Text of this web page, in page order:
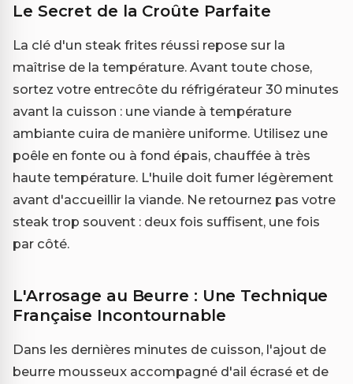
Le Secret de la Croûte Parfaite
La clé d'un steak frites réussi repose sur la
maîtrise de la température. Avant toute chose,
sortez votre entrecôte du réfrigérateur 30 minutes
avant la cuisson : une viande à température
ambiante cuira de manière uniforme. Utilisez une
poêle en fonte ou à fond épais, chauffée à très
haute température. L'huile doit fumer légèrement
avant d'accueillir la viande. Ne retournez pas votre
steak trop souvent : deux fois suffisent, une fois
par côté.
L'Arrosage au Beurre : Une Technique
Française Incontournable
Dans les dernières minutes de cuisson, l'ajout de
beurre mousseux accompagné d'ail écrasé et de